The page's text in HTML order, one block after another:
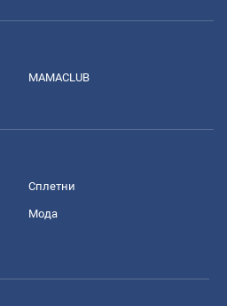
MAMACLUB
Сплетни
Мода